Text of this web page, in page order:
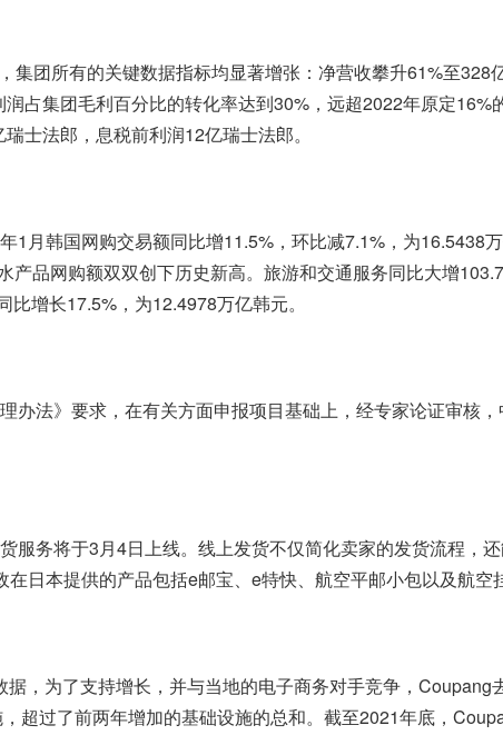
团所有的关键数据指标均显著增张：净营收攀升61%至328
占集团毛利百分比的转化率达到30%，远超2022年原定16%
士法郎，息税前利润12亿瑞士法郎。
1月韩国网购交易额同比增11.5%，环比减7.1%，为16.5438
品网购额双双创下历史新高。旅游和交通服务同比大增
增长17.5%，为12.4978万亿韩元。
法》要求，在有关方面申报项目基础上，经专家论证审核
务将于3月4日上线。线上发货不仅简化卖家的发货流程，
日本提供的产品包括e邮宝、e特快、航空平邮小包以及航空
，为了支持增长，并与当地的电子商务对手竞争，Coupang
过了前两年增加的基础设施的总和。截至2021年底，